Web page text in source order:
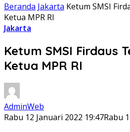
Beranda Jakarta Ketum SMSI
Ketua MPR RI
Jakarta
Ketum SMSI Firdaus
Ketua MPR RI
AdminWeb
Rabu 12 Januari 2022 19:47Rabu